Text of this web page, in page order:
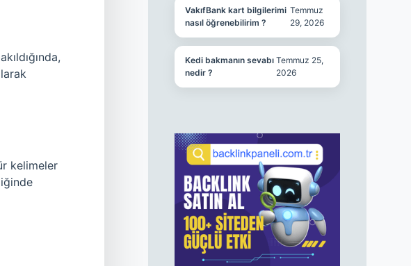
kelimeler
VakıfBank kart bilgilerimi
nasıl öğrenebilirim ?
Temmuz
29, 2026
Kedi bakmanın sevabı
nedir ?
Temmuz 25,
2026